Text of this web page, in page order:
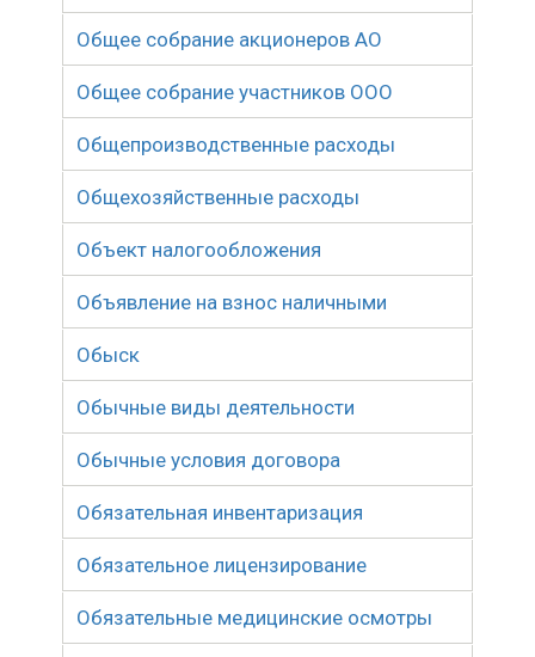
Общее собрание акционеров АО
Общее собрание участников ООО
Общепроизводственные расходы
Общехозяйственные расходы
Объект налогообложения
Объявление на взнос наличными
Обыск
Обычные виды деятельности
Обычные условия договора
Обязательная инвентаризация
Обязательное лицензирование
Обязательные медицинские осмотры